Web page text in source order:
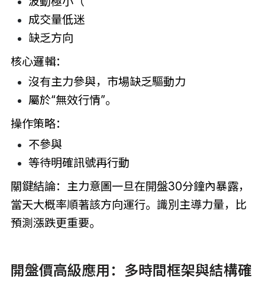
成交量低迷
缺乏方向
核心邏輯：
沒有主力參與，市場缺乏驅動力
屬於“無效行情”。
操作策略：
不參與
等待明確訊號再行動
關鍵結論：主力意圖一旦在開盤30分鐘內暴露，
當天大概率順著該方向運行。識別主導力量，比
預測漲跌更重要。
開盤價高級應用：多時間框架與結構確